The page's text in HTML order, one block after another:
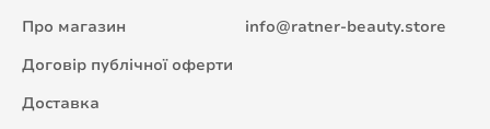
Про магазин
Договір публічної оферти
Доставка
info@ratner-beauty.store